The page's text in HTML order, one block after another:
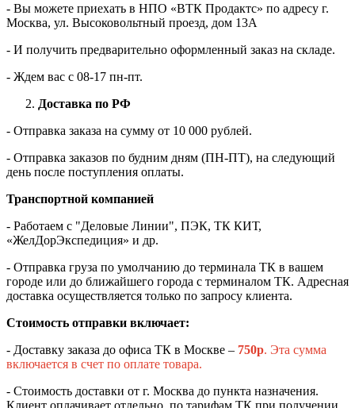
- Вы можете приехать в НПО «ВТК Продактс» по адресу г.
Москва, ул. Высоковольтный проезд, дом 13А
- И получить предварительно оформленный заказ на складе.
- Ждем вас c 08-17 пн-пт.
Доставка по РФ
- Отправка заказа на сумму от 10 000 рублей.
- Отправка заказов по будним дням (ПН-ПТ), на следующий
день после поступления оплаты.
Транспортной компанией
- Работаем с "Деловые Линии", ПЭК, ТК КИТ,
«ЖелДорЭкспедиция» и др.
- Отправка груза по умолчанию до терминала ТК в вашем
городе или до ближайшего города с терминалом ТК. Адресная
доставка осуществляется только по запросу клиента.
Стоимость отправки включает:
- Доставку заказа до офиса ТК в Москве – 750р. Эта сумма
включается в счет по оплате товара.
- Стоимость доставки от г. Москва до пункта назначения.
Клиент оплачивает отдельно, по тарифам ТК при получении